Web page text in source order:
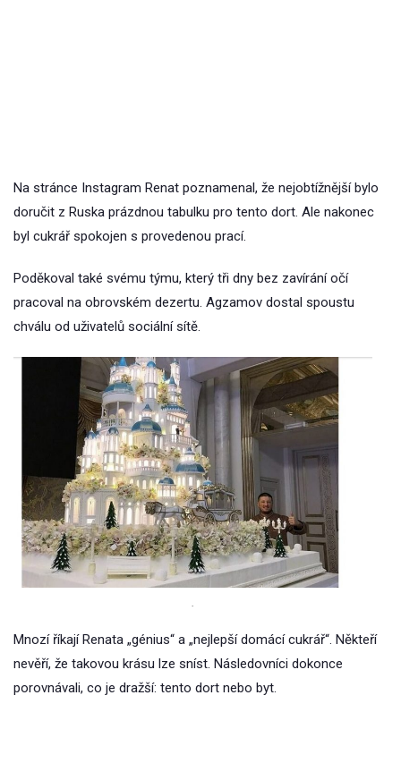
Na stránce Instagram Renat poznamenal, že nejobtížnější bylo
doručit z Ruska prázdnou tabulku pro tento dort. Ale nakonec
byl cukrář spokojen s provedenou prací.
Poděkoval také svému týmu, který tři dny bez zavírání očí
pracoval na obrovském dezertu. Agzamov dostal spoustu
chválu od uživatelů sociální sítě.
.
Mnozí říkají Renata „génius“ a „nejlepší domácí cukrář“. Někteří
nevěří, že takovou krásu lze sníst. Následovníci dokonce
porovnávali, co je dražší: tento dort nebo byt.